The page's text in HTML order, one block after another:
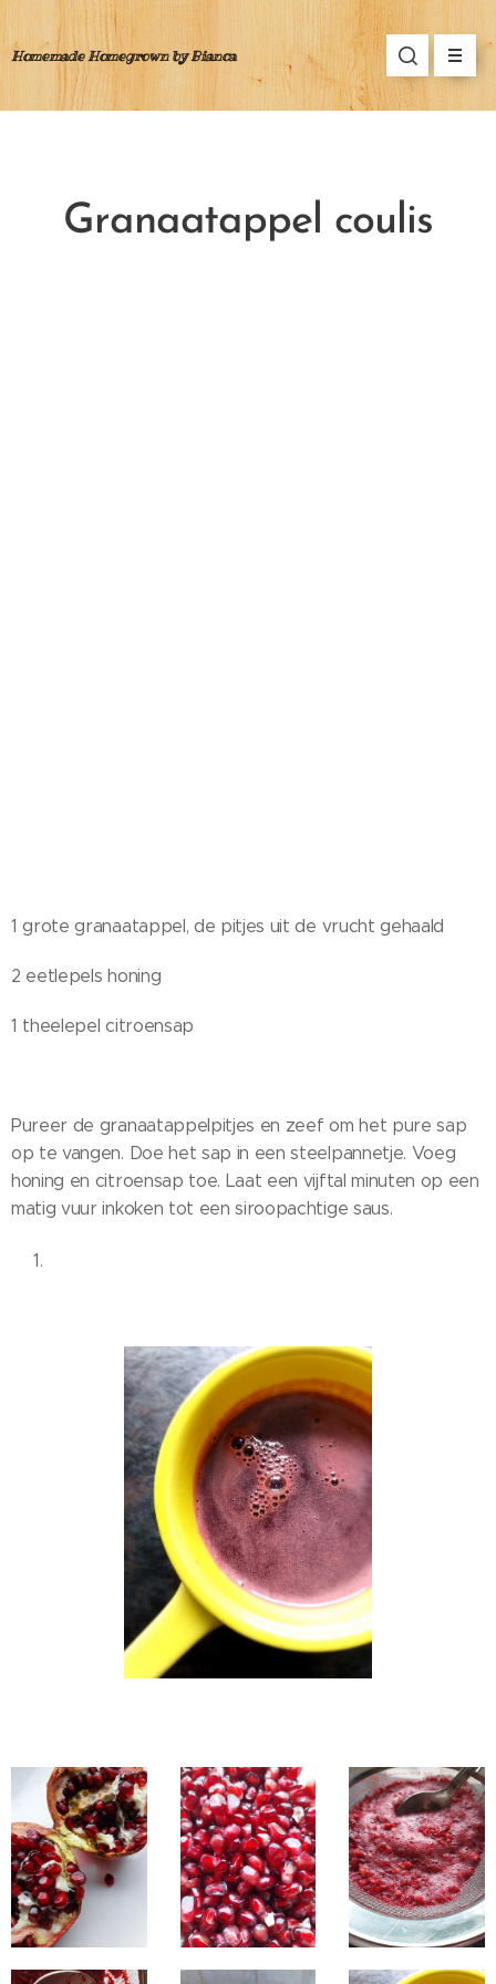
Homemade Homegrown by Bianca
Granaatappel coulis
1 grote granaatappel, de pitjes uit de vrucht gehaald
2 eetlepels honing
1 theelepel citroensap
Pureer de granaatappelpitjes en zeef om het pure sap
op te vangen. Doe het sap in een steelpannetje. Voeg
honing en citroensap toe. Laat een vijftal minuten op een
matig vuur inkoken tot een siroopachtige saus.